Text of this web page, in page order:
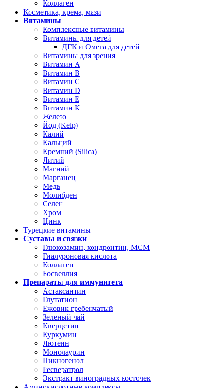
Коллаген
Косметика, крема, мази
Витамины
Комплексные витамины
Витамины для детей
ДГК и Омега для детей
Витамины для зрения
Витамин А
Витамин В
Витамин C
Витамин D
Витамин Е
Витамин K
Железо
Йод (Kelp)
Калий
Кальций
Кремний (Silica)
Литий
Магний
Марганец
Медь
Молибден
Селен
Хром
Цинк
Турецкие витамины
Суставы и связки
Глюкозамин, хондроитин, МСМ
Гиалуроновая кислота
Коллаген
Босвеллия
Препараты для иммунитета
Астаксантин
Глутатион
Ежовик гребенчатый
Зеленый чай
Кверцетин
Куркумин
Лютеин
Монолаурин
Пикногенол
Ресвератрол
Экстракт виноградных косточек